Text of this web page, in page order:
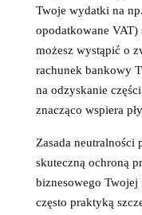
Twoje wydatki na
opodatkowane VAT)
możesz wystąpić o
rachunek bankowy
na odzyskanie
znacząco wspiera
Zasada neutralności
skuteczną ochroną
biznesowego
często praktyką